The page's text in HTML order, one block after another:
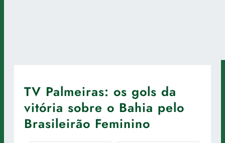
TV Palmeiras: os gols da
vitória sobre o Bahia pelo
Brasileirão Feminino